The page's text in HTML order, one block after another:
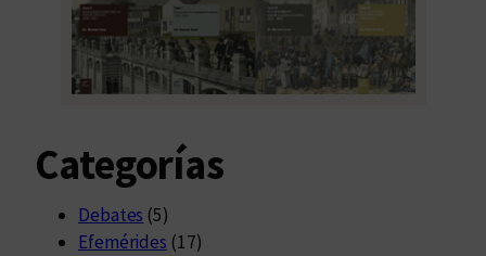
Categorías
Debates (5)
Efemérides (17)